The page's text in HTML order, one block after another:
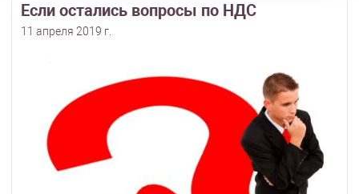
Если остались вопросы по НДС
11 апреля 2019 г.